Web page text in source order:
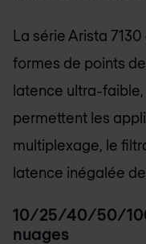
La série Arista
formes de points
latence ultra-faible,
permettent les
multiplexage, le
latence inégalée
10/25/40/50/
nuages